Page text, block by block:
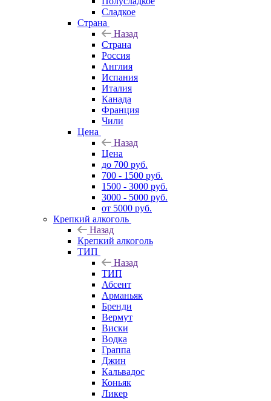
Сладкое
Страна
Назад
Страна
Россия
Англия
Испания
Италия
Канада
Франция
Чили
Цена
Назад
Цена
до 700 руб.
700 - 1500 руб.
1500 - 3000 руб.
3000 - 5000 руб.
от 5000 руб.
Крепкий алкоголь
Назад
Крепкий алкоголь
ТИП
Назад
ТИП
Абсент
Арманьяк
Бренди
Вермут
Виски
Водка
Граппа
Джин
Кальвадос
Коньяк
Ликер